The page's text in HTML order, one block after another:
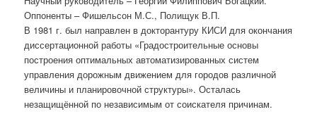
Оппоненты – Фишельсон М.С., Полищук В.П.
В 1981 г. был направлен в докторантуру КИСИ для окончания
диссертационной работы «Градостроительные основы
построения оптимальных автоматизированных систем
управления дорожным движением для городов различной
величины и планировочной структуры». Осталась
незащищённой по независимым от соискателя причинам.